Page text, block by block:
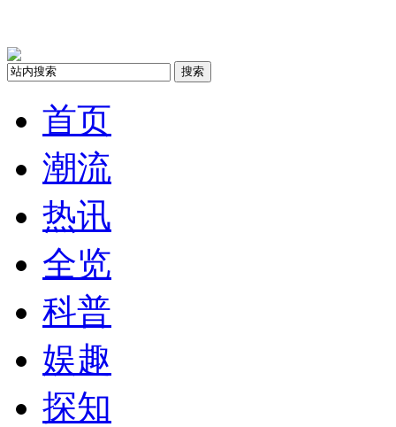
搜索
首页
潮流
热讯
全览
科普
娱趣
探知